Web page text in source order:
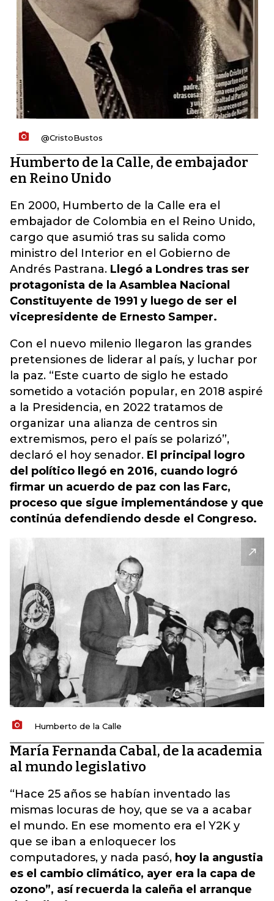
@CristoBustos
Humberto de la Calle, de embajador
en Reino Unido
En 2000, Humberto de la Calle era el
embajador de Colombia en el Reino Unido,
cargo que asumió tras su salida como
ministro del Interior en el Gobierno de
Andrés Pastrana. Llegó a Londres tras ser
protagonista de la Asamblea Nacional
Constituyente de 1991 y luego de ser el
vicepresidente de Ernesto Samper.
Con el nuevo milenio llegaron las grandes
pretensiones de liderar al país, y luchar por
la paz. “Este cuarto de siglo he estado
sometido a votación popular, en 2018 aspiré
a la Presidencia, en 2022 tratamos de
organizar una alianza de centros sin
extremismos, pero el país se polarizó”,
declaró el hoy senador. El principal logro
del político llegó en 2016, cuando logró
firmar un acuerdo de paz con las Farc,
proceso que sigue implementándose y que
continúa defendiendo desde el Congreso.
Humberto de la Calle
María Fernanda Cabal, de la academia
al mundo legislativo
“Hace 25 años se habían inventado las
mismas locuras de hoy, que se va a acabar
el mundo. En ese momento era el Y2K y
que se iban a enloquecer los
computadores, y nada pasó, hoy la angustia
es el cambio climático, ayer era la capa de
ozono”, así recuerda la caleña el arranque